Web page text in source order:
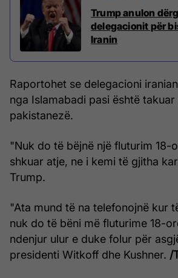
Trump anulon
delegacionit për
Iranin
Raportohet se delegacioni
nga Islamabadi pasi është
pakistanezë.
"Nuk do të bëjnë një fluturim 18-
shkuar atje, ne i kemi të gjitha
Trump.
"Ata mund të na telefonojnë kur
nuk do të bëni më fluturime 18-
ndenjur ulur e duke folur për
presidenti Witkoff dhe Kushner. /